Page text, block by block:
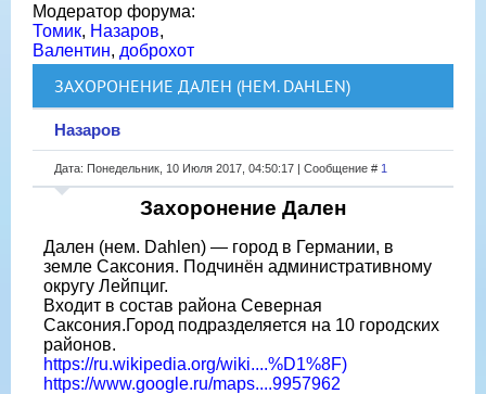
Модератор форума:
Томик, Назаров,
Валентин, доброхот
ЗАХОРОНЕНИЕ ДАЛЕН (НЕМ. DAHLEN)
Назаров
Дата: Понедельник, 10 Июля 2017, 04:50:17 | Сообщение # 1
Захоронение Дален
Дален (нем. Dahlen) — город в Германии, в
земле Саксония. Подчинён административному
округу Лейпциг.
Входит в состав района Северная
Саксония.Город подразделяется на 10 городских
районов.
https://ru.wikipedia.org/wiki....%D1%8F)
https://www.google.ru/maps....9957962